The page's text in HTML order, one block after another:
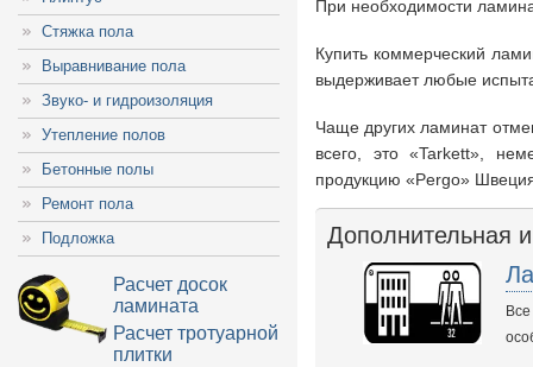
При необходимости
Купить коммерческий
выдерживает любые
Чаще других ламинат
всего, это «Tarkett»,
продукцию «Pergo»
Дополнительная
Стяжка пола
Выравнивание пола
Звуко- и гидроизоляция
Утепление полов
Бетонные полы
Ремонт пола
Подложка
Расчет досок
ламината
Расчет тротуарной
плитки